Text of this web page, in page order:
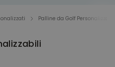
Palline da Golf